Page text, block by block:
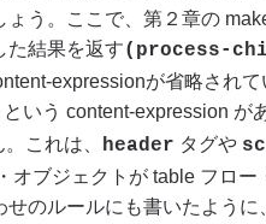
う。ここで、第２章の
た結果を返す(process-
expressionが省略されて
という content-expression が
これは、 header タグや
オブジェクトが table フロ
せのルールにも書いたよう